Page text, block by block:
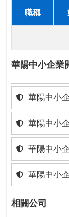
職稱
華陽中小企業
華陽中小
華陽中小
華陽中小
華陽中小
相關公司